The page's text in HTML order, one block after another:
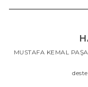
MUSTAFA KEMAL